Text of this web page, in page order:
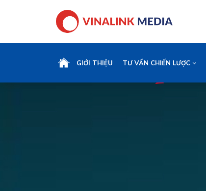
GIỚI THIỆU TƯ VẤN CHIẾN LƯỢC